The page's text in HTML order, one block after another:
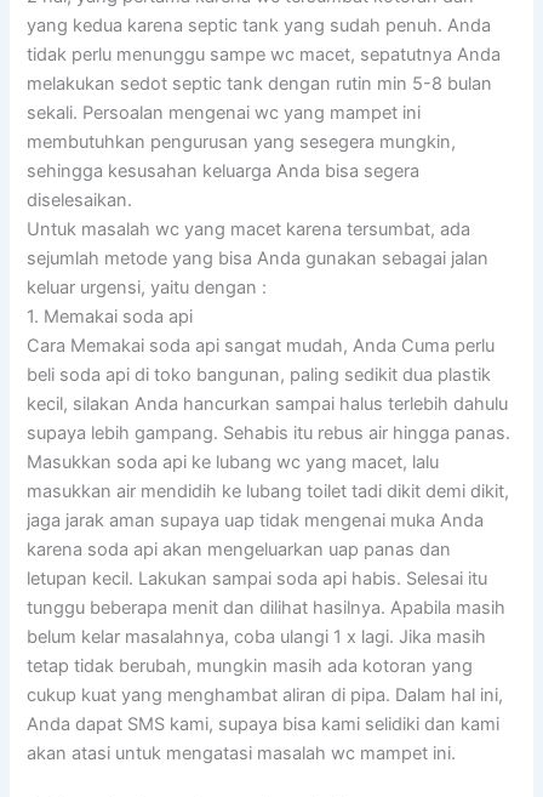
yang kedua karena septic tank yang sudah penuh. Anda
tidak perlu menunggu sampe wc macet, sepatutnya Anda
melakukan sedot septic tank dengan rutin min 5-8 bulan
sekali. Persoalan mengenai wc yang mampet ini
membutuhkan pengurusan yang sesegera mungkin,
sehingga kesusahan keluarga Anda bisa segera
diselesaikan.
Untuk masalah wc yang macet karena tersumbat, ada
sejumlah metode yang bisa Anda gunakan sebagai jalan
keluar urgensi, yaitu dengan :
1. Memakai soda api
Cara Memakai soda api sangat mudah, Anda Cuma perlu
beli soda api di toko bangunan, paling sedikit dua plastik
kecil, silakan Anda hancurkan sampai halus terlebih dahulu
supaya lebih gampang. Sehabis itu rebus air hingga panas.
Masukkan soda api ke lubang wc yang macet, lalu
masukkan air mendidih ke lubang toilet tadi dikit demi dikit,
jaga jarak aman supaya uap tidak mengenai muka Anda
karena soda api akan mengeluarkan uap panas dan
letupan kecil. Lakukan sampai soda api habis. Selesai itu
tunggu beberapa menit dan dilihat hasilnya. Apabila masih
belum kelar masalahnya, coba ulangi 1 x lagi. Jika masih
tetap tidak berubah, mungkin masih ada kotoran yang
cukup kuat yang menghambat aliran di pipa. Dalam hal ini,
Anda dapat SMS kami, supaya bisa kami selidiki dan kami
akan atasi untuk mengatasi masalah wc mampet ini.